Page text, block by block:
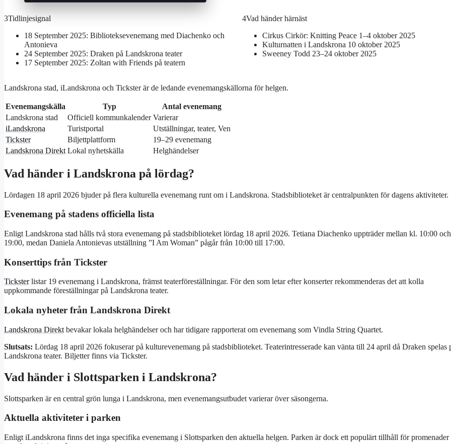
3Tidlinjesignal
18 September 2025: Biblioteksevenemang med Diachenko och
Antonieva
24 September 2025: Draken på Landskrona teater
17 September 2025: Zoltan with Friends på teatern
4Vad händer härnäst
Cirkus Cirkör: Knitting Peace 1–4 oktober 2025
Kulturnatten i Landskrona 10 oktober 2025
Sweeney Todd 23–24 oktober 2025
Landskrona stad, iLandskrona och Tickster är de ledande evenemangskällorna för helgen.
Evenemangskälla Typ
Antal evenemang
Landskrona stad
Officiell kommunkalender Varierar
iLandskrona
Turistportal
Utställningar, teater, Ven
Tickster
Biljettplattform
19–29 evenemang
Landskrona Direkt Lokal nyhetskälla Helghändelser
Vad händer i Landskrona på lördag?
Lördagen 18 april 2026 bjuder på flera kulturella evenemang runt om i Landskrona. Stadsbiblioteket är centralpunkten för dagens aktiviteter.
Evenemang på stadens officiella lista
Enligt Landskrona stad hålls två stora evenemang på stadsbiblioteket lördag 18 april 2026. Tetiana Diachenko uppträder mellan kl. 10:00 och
19:00, medan Daniela Antonievas utställning ”I Am Woman” pågår från 10:00 till 17:00.
Konserttips från Tickster
Ticksterlistar 19 evenemang i Landskrona, främst teaterföreställningar. För den som letar efter konserter rekommenderas det att kolla
uppkommande föreställningar på Landskrona teater.
Lokala nyheter från Landskrona Direkt
Landskrona Direkt bevakar lokala helghändelser och har tidigare rapporterat om evenemang som Vindla String Quartet.
Slutsats: Lördag 18 april 2026 fokuserar på kulturevenemang på stadsbiblioteket. Teaterintresserade kan vänta till 24 april då Draken spelas
Landskrona teater. Biljetter finns via Tickster.
Vad händer i Slottsparken i Landskrona?
Slottsparken är en central grön lunga i Landskrona, men evenemangsutbudet varierar över säsongerna.
Aktuella aktiviteter i parken
Enligt iLandskrona finns det inga specifika evenemang i Slottsparken den aktuella helgen. Parken är dock ett populärt tillhåll för promenader